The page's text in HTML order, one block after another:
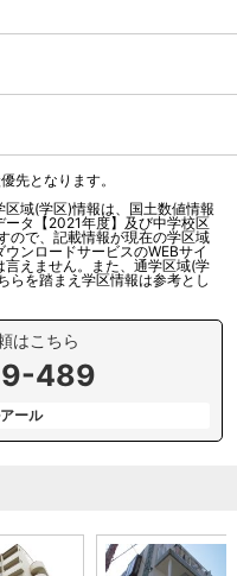
先となります。
域(学区)情報は、国土数値情報
タ【2021年度】及び中学校区
ので、記載情報が現在の学区域
ンロードサービスのWEBサイ
言えません。また、通学区域(学
らを踏まえ学区情報は参考とし
はこちら
489
ール